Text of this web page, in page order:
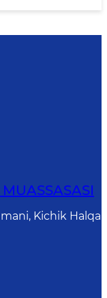
Kichik Halqa